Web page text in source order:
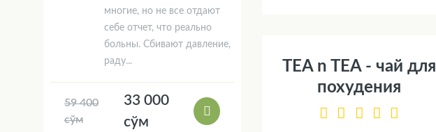
TEA n TEA - чай для
похудения
многие, но не все отдают
себе отчет, что реально
больны. Сбивают давление,
раду...
59 400
сўм
33 000
сўм